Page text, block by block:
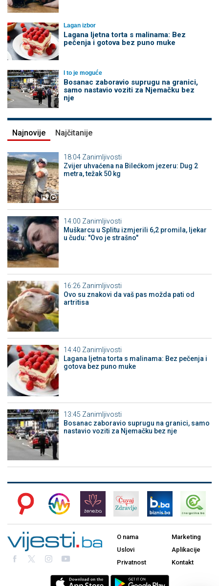
Lagan izbor
Lagana ljetna torta s malinama: Bez
pečenja i gotova bez puno muke
I to je moguće
Bosanac zaboravio suprugu na granici,
samo nastavio voziti za Njemačku bez
nje
Najnovije Najčitanije
18:04 Zanimljivosti
Zvijer uhvaćena na Bilećkom jezeru: Dug 2
metra, težak 50 kg
14:00 Zanimljivosti
Muškarcu u Splitu izmjerili 6,2 promila, ljekar
u čudu: "Ovo je strašno"
16:26 Zanimljivosti
Ovo su znakovi da vaš pas možda pati od
artritisa
14:40 Zanimljivosti
Lagana ljetna torta s malinama: Bez pečenja i
gotova bez puno muke
13:45 Zanimljivosti
Bosanac zaboravio suprugu na granici, samo
nastavio voziti za Njemačku bez nje
O nama
Uslovi
Privatnost
Marketing
Aplikacije
Kontakt